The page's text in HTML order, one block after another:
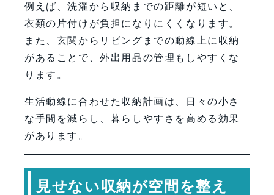
例えば、洗濯から収納までの距離が短いと、
衣類の片付けが負担になりにくくなります。
また、玄関からリビングまでの動線上に収納
があることで、外出用品の管理もしやすくな
ります。
生活動線に合わせた収納計画は、日々の小さ
な手間を減らし、暮らしやすさを高める効果
があります。
見せない収納が空間を整え